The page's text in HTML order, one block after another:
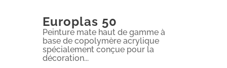
Europlas 50
Peinture mate haut de gamme à
base de copolymère acrylique
spécialement conçue pour la
décoration...